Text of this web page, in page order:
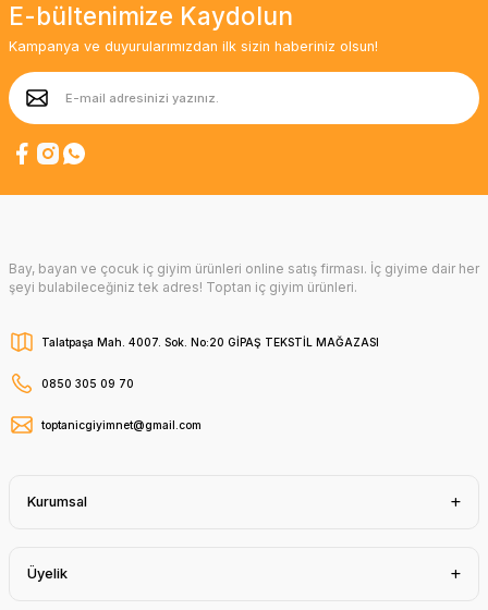
E-bültenimize Kaydolun
Kampanya ve duyurularımızdan ilk sizin haberiniz olsun!
Bay, bayan ve çocuk iç giyim ürünleri online satış firması. İç giyime dair her
şeyi bulabileceğiniz tek adres! Toptan iç giyim ürünleri.
Talatpaşa Mah. 4007. Sok. No:20 GİPAŞ TEKSTİL MAĞAZASI
0850 305 09 70
toptanicgiyimnet@gmail.com
Kurumsal
Üyelik